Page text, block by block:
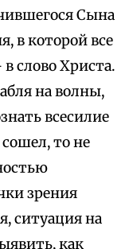
Сына
в которой все
слово Христа.
на волны,
всесилие
то не
зрения
ситуация на
как